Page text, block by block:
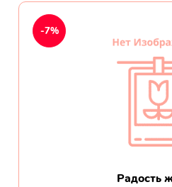
Радость
-7%